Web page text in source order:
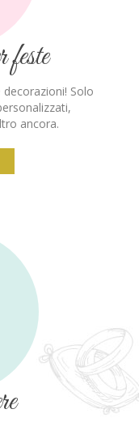
decorazioni! Solo
ancora.